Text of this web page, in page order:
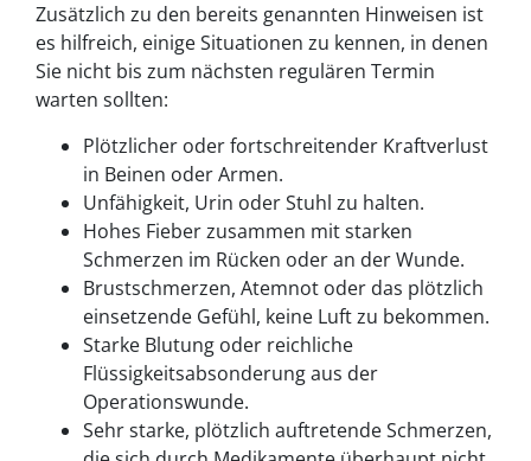
Zusätzlich zu den bereits genannten Hinweisen ist
es hilfreich, einige Situationen zu kennen, in denen
Sie nicht bis zum nächsten regulären Termin
warten sollten:
Plötzlicher oder fortschreitender Kraftverlust
in Beinen oder Armen.
Unfähigkeit, Urin oder Stuhl zu halten.
Hohes Fieber zusammen mit starken
Schmerzen im Rücken oder an der Wunde.
Brustschmerzen, Atemnot oder das plötzlich
einsetzende Gefühl, keine Luft zu bekommen.
Starke Blutung oder reichliche
Flüssigkeitsabsonderung aus der
Operationswunde.
Sehr starke, plötzlich auftretende Schmerzen,